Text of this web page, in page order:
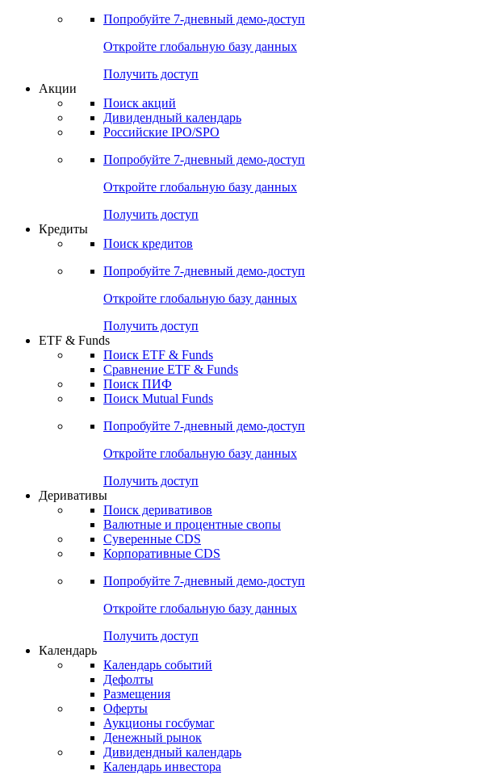
Попробуйте 7-дневный демо-доступ
Откройте глобальную базу данных
Получить доступ
Акции
Поиск акций
Дивидендный календарь
Российские IPO/SPO
Попробуйте 7-дневный демо-доступ
Откройте глобальную базу данных
Получить доступ
Кредиты
Поиск кредитов
Попробуйте 7-дневный демо-доступ
Откройте глобальную базу данных
Получить доступ
ETF & Funds
Поиск ETF & Funds
Сравнение ETF & Funds
Поиск ПИФ
Поиск Mutual Funds
Попробуйте 7-дневный демо-доступ
Откройте глобальную базу данных
Получить доступ
Деривативы
Поиск деривативов
Валютные и процентные свопы
Суверенные CDS
Корпоративные CDS
Попробуйте 7-дневный демо-доступ
Откройте глобальную базу данных
Получить доступ
Календарь
Календарь событий
Дефолты
Размещения
Оферты
Аукционы госбумаг
Денежный рынок
Дивидендный календарь
Календарь инвестора